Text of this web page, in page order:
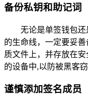
备份私钥和助记词
无论是单签钱包
的生命线，一定要妥
质文件上，并存放在
的设备中,以防被黑客窃
谨慎添加签名成员